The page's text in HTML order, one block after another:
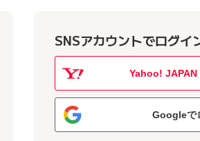
SNSアカウントでログイ
Yahoo! JAPAN
Googleで